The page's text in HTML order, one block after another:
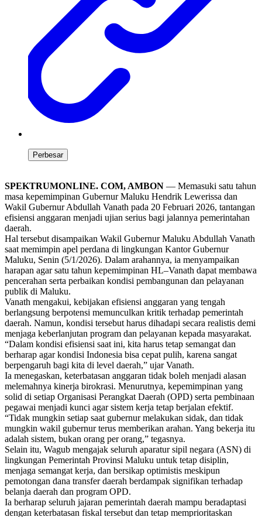
Perbesar
SPEKTRUMONLINE. COM, AMBON — Memasuki satu tahun
masa kepemimpinan Gubernur Maluku Hendrik Lewerissa dan
Wakil Gubernur Abdullah Vanath pada 20 Februari 2026, tantangan
efisiensi anggaran menjadi ujian serius bagi jalannya pemerintahan
daerah.
Hal tersebut disampaikan Wakil Gubernur Maluku Abdullah Vanath
saat memimpin apel perdana di lingkungan Kantor Gubernur
Maluku, Senin (5/1/2026). Dalam arahannya, ia menyampaikan
harapan agar satu tahun kepemimpinan HL–Vanath dapat membawa
pencerahan serta perbaikan kondisi pembangunan dan pelayanan
publik di Maluku.
Vanath mengakui, kebijakan efisiensi anggaran yang tengah
berlangsung berpotensi memunculkan kritik terhadap pemerintah
daerah. Namun, kondisi tersebut harus dihadapi secara realistis demi
menjaga keberlanjutan program dan pelayanan kepada masyarakat.
“Dalam kondisi efisiensi saat ini, kita harus tetap semangat dan
berharap agar kondisi Indonesia bisa cepat pulih, karena sangat
berpengaruh bagi kita di level daerah,” ujar Vanath.
Ia menegaskan, keterbatasan anggaran tidak boleh menjadi alasan
melemahnya kinerja birokrasi. Menurutnya, kepemimpinan yang
solid di setiap Organisasi Perangkat Daerah (OPD) serta pembinaan
pegawai menjadi kunci agar sistem kerja tetap berjalan efektif.
“Tidak mungkin setiap saat gubernur melakukan sidak, dan tidak
mungkin wakil gubernur terus memberikan arahan. Yang bekerja itu
adalah sistem, bukan orang per orang,” tegasnya.
Selain itu, Wagub mengajak seluruh aparatur sipil negara (ASN) di
lingkungan Pemerintah Provinsi Maluku untuk tetap disiplin,
menjaga semangat kerja, dan bersikap optimistis meskipun
pemotongan dana transfer daerah berdampak signifikan terhadap
belanja daerah dan program OPD.
Ia berharap seluruh jajaran pemerintah daerah mampu beradaptasi
dengan keterbatasan fiskal tersebut dan tetap memprioritaskan